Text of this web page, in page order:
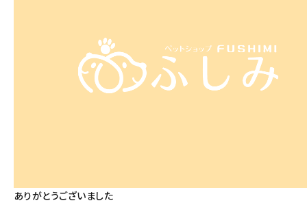
ありがとうございました